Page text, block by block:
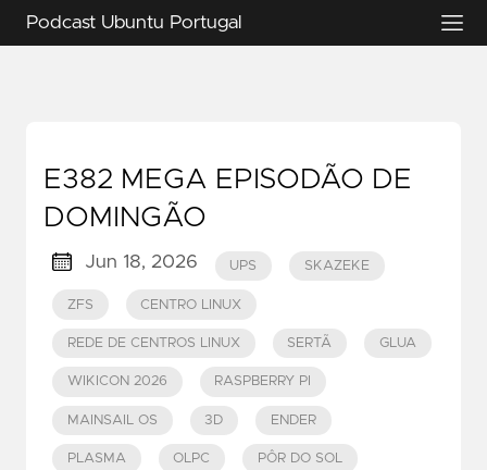
Podcast Ubuntu Portugal
E382 MEGA EPISODÃO DE
DOMINGÃO
Jun 18, 2026 UPS SKAZEKE
ZFS CENTRO LINUX
REDE DE CENTROS LINUX SERTÃ GLUA
WIKICON 2026 RASPBERRY PI
MAINSAIL OS 3D ENDER
PLASMA OLPC PÔR DO SOL